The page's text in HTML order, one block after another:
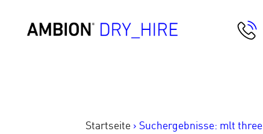
Startseite > Suchergebnisse: mlt three